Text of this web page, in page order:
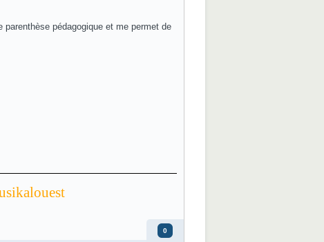
pédagogique et me permet de
0